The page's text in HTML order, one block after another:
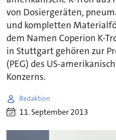
von Dosiergeräten,
und kompletten
dem Namen Coperion K-
in Stuttgart gehören zur
(PEG) des US-
Konzerns.
Redaktion
11. September 2013